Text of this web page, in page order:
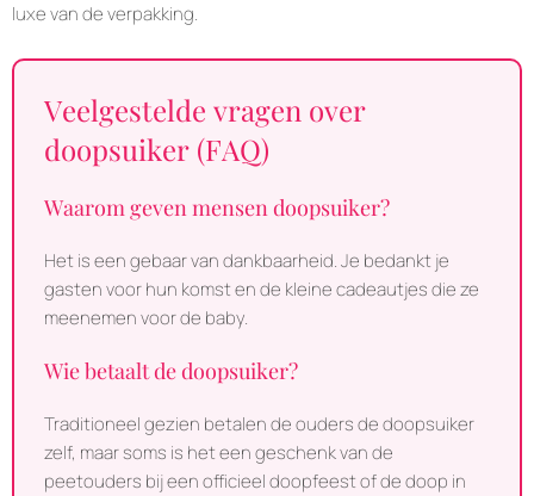
luxe van de verpakking.
Veelgestelde vragen over
doopsuiker (FAQ)
Waarom geven mensen doopsuiker?
Het is een gebaar van dankbaarheid. Je bedankt je
gasten voor hun komst en de kleine cadeautjes die ze
meenemen voor de baby.
Wie betaalt de doopsuiker?
Traditioneel gezien betalen de ouders de doopsuiker
zelf, maar soms is het een geschenk van de
peetouders bij een officieel doopfeest of de doop in